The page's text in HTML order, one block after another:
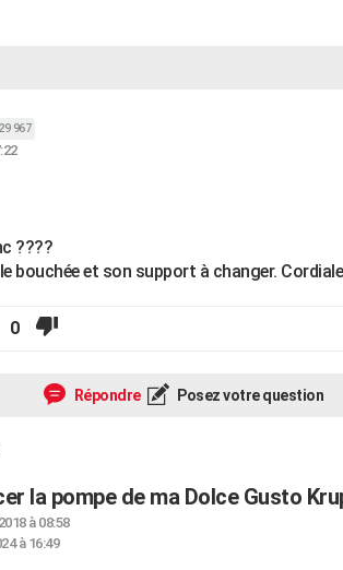
967
????
bouchée et son support à changer.
0
Répondre Posez votre question
la pompe de ma Dolce Gusto
à 08:58
à 16:49